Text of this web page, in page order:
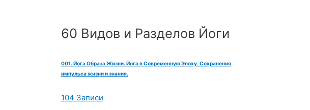
60 Видов и Разделов Йоги
001. Йога Образа Жизни. Йога в Современную Эпоху. Сохранения
импульса жизни и знания.
104 Записи